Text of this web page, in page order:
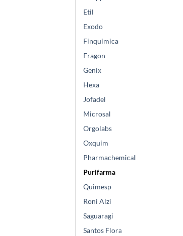
Etil
Exodo
Finquimica
Fragon
Genix
Hexa
Jofadel
Microsal
Orgolabs
Oxquim
Pharmachemical
Purifarma
Quimesp
Roni Alzi
Saguaragi
Santos Flora